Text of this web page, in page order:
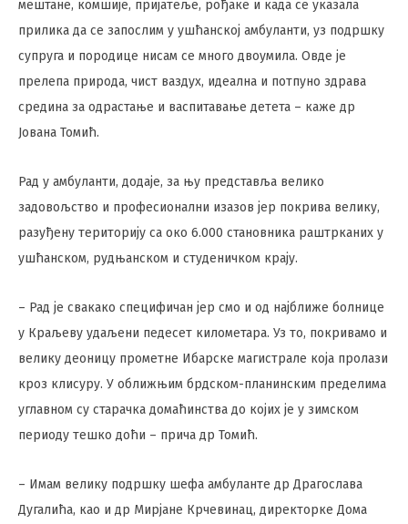
мештане, комшије, пријатеље, рођаке и када се указала
прилика да се запослим у ушћанској амбуланти, уз подршку
супруга и породице нисам се много двоумила. Овде је
прелепа природа, чист ваздух, идеална и потпуно здрава
средина за одрастање и васпитавање детета – каже др
Јована Томић.
Рад у амбуланти, додаје, за њу представља велико
задовољство и професионални изазов јер покрива велику,
разуђену територију са око 6.000 становника раштрканих у
ушћанском, рудњанском и студеничком крају.
– Рад је свакако специфичан јер смо и од најближе болнице
у Краљеву удаљени педесет километара. Уз то, покривамо и
велику деоницу прометне Ибарске магистрале која пролази
кроз клисуру. У оближњим брдском-планинским пределима
углавном су старачка домаћинства до којих је у зимском
периоду тешко доћи – прича др Томић.
– Имам велику подршку шефа амбуланте др Драгослава
Дугалића, као и др Мирјане Крчевинац, директорке Дома